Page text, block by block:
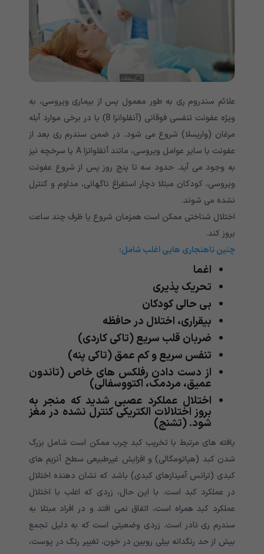
علائم سندروم ری به طور معمول پس از بیماری ویروسی، به
ویژه عفونت تنفسی فوقانی (آنفلوانزا B) یا در برخی موارد آبله
مرغان (واریسلا) شروع می شود. در ضمن سندرم ری بعد از
عفونت با سایر عوامل ویروسی، مانند آنفلوانزا A یا سرخچه نیز
به وجود می آید. حدود سه تا پنج روز پس از شروع عفونت
ویروسی، کودکان مبتلا دچار استفراغ ناگهانی، مداوم و کنترل
نشده می شوند.
اختلال شناختی ممکن است همزمان شروع یا ظرف چند ساعت
بروز کند.
چنین ناهنجاری هایی اغلب شامل:
اغما
تحریک پذیری
بی حالی کودکان
بیقراری، اختلال در حافظه
ضربان قلب سریع (تاکی کاردی)
تنفس سریع و کم عمق (تاکی پنه)
از دست دادن رفلکس های خاص (تاندون
عمیق، مردمک، اکتووسفالی)
اختلال عملکرد عصبی شدید که منجر به
بروز اختلالات الکتریکی کنترل نشده در مغز
شود. (تشنج)
یافته های مرتبط با تخریب کبد چرب ممکن است شامل بزرگ
شدن کبد (هپاتومگالی) و افزایش غیرطبیعی سطح آنزیم های
کبدی (ترانس آمینازهای کبدی) باشد که نشان دهنده اختلال
در عملکرد کبد است. با این حال، زردی که اغلب با اختلال
عملکرد کبد همراه است، اتفاق نمی افتد و در افراد مبتلا به
سندرم ری نادر است. زردی وضعیتی است که به دلیل تجمع
بیش از حد رنگدانه بیلی روبین در خون، تغییر رنگ در پوست،